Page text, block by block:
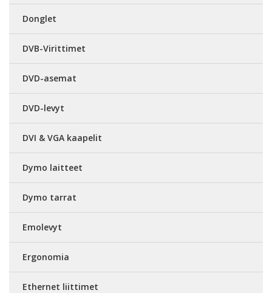
Donglet
DVB-Virittimet
DVD-asemat
DVD-levyt
DVI & VGA kaapelit
Dymo laitteet
Dymo tarrat
Emolevyt
Ergonomia
Ethernet liittimet